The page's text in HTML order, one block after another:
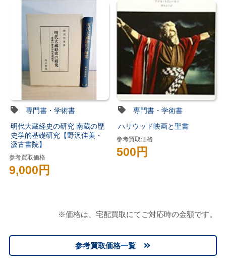
専門書・学術書
明代大蔵経史の研究 南蔵の歴
史学的基礎研究【野沢佳美・
汲古書院】
参考買取価格
9,000円
専門書・学術書
ハリウッド映画と聖書
参考買取価格
500円
※価格は、宅配買取にてご対応時の金額です。
参考買取価格一覧